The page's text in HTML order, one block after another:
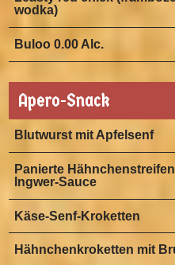
wodka)
Buloo 0.00 Alc.
Apero-Snack
Blutwurst mit Apfelsenf
Panierte
Ingwer-Sauce
Käse-Senf-Kroketten
Hähnchenkroketten mit